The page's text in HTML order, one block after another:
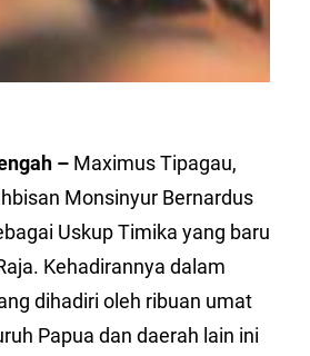
– Maximus Tipagau,
Monsinyur Bernardus
Uskup Timika yang baru
Kehadirannya dalam
dihadiri oleh ribuan umat
Papua dan daerah lain ini